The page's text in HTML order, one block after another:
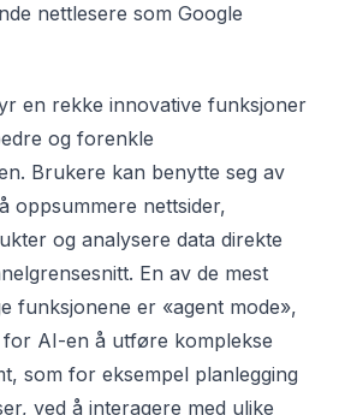
nettlesere som Google
en rekke innovative funksjoner
og forenkle
Brukere kan benytte seg av
oppsummere nettsider,
og analysere data direkte
En av de mest
funksjonene er «agent mode»,
AI-en å utføre komplekse
som for eksempel planlegging
ved å interagere med ulike